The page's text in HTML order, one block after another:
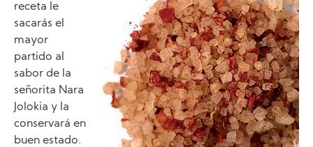
receta le
sacarás el
mayor
partido al
sabor de la
señorita Nara
Jolokia y la
conservará en
buen estado.